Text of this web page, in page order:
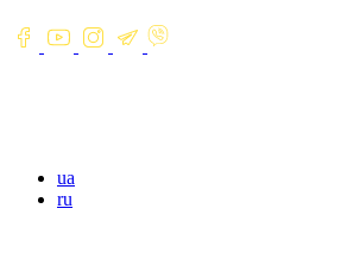
ua
ru